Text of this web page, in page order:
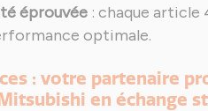
éprouvée : chaque article
optimale.
: votre partenaire
en échange